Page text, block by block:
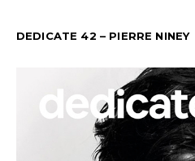
DEDICATE 42 – PIERRE NINEY